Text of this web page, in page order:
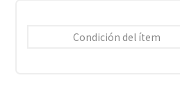
Condición del ítem